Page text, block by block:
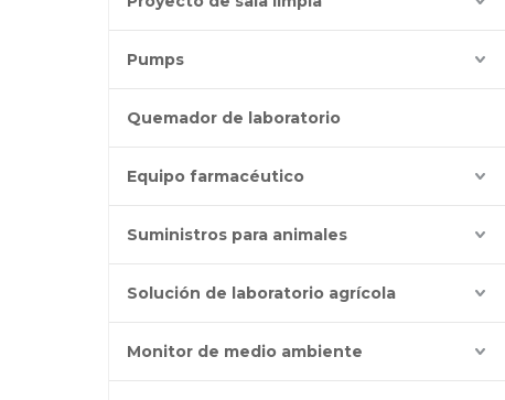
Pumps
Quemador de laboratorio
Equipo farmacéutico
Suministros para animales
Solución de laboratorio agrícola
Monitor de medio ambiente